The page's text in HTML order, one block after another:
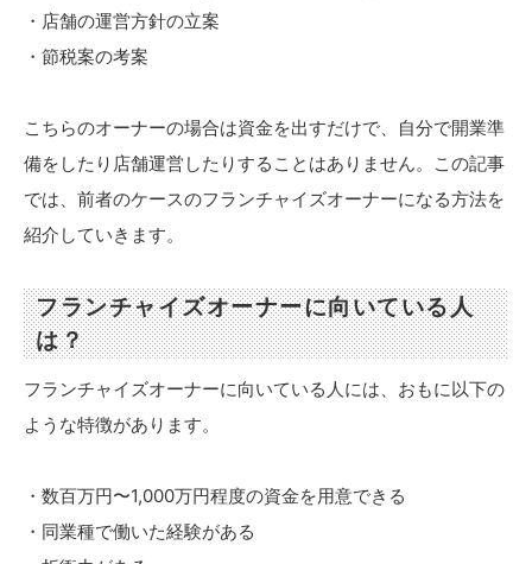
・店舗の運営方針の立案
・節税案の考案
こちらのオーナーの場合は資金を出すだけで、自分で開業準
備をしたり店舗運営したりすることはありません。この記事
では、前者のケースのフランチャイズオーナーになる方法を
紹介していきます。
フランチャイズオーナーに向いている人
は？
フランチャイズオーナーに向いている人には、おもに以下の
ような特徴があります。
・数百万円〜1,000万円程度の資金を用意できる
・同業種で働いた経験がある